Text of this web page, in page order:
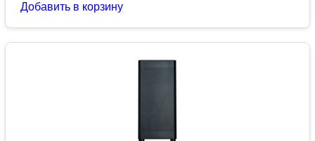
Добавить в корзину